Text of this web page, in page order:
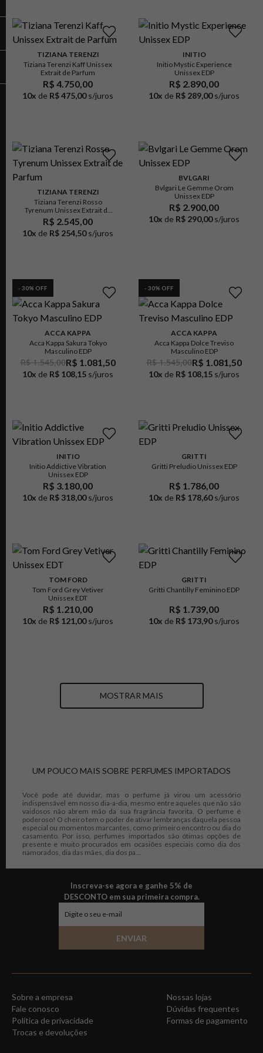
TIZIANA TERENZI
Tiziana Terenzi Kaff Unissex
Extrait de Parfum
R$ 4.750,00
10x de R$ 475,00 s/juros
INITIO
Initio Mystic Experience
Unissex EDP
R$ 2.890,00
10x de R$ 289,00 s/juros
TIZIANA TERENZI
Tiziana Terenzi Rosso
Tyrenum Unissex Extrait de
Parfum
R$ 2.545,00
10x de R$ 254,50 s/juros
BVLGARI
Bvlgari Le Gemme Orom
Unissex EDP
R$ 2.900,00
10x de R$ 290,00 s/juros
- 30% OFF
ACCA KAPPA
Acca Kappa Sakura Tokyo
Masculino EDP
R$ 1.545,00R$ 1.081,50
10x de R$ 108,15 s/juros
- 30% OFF
ACCA KAPPA
Acca Kappa Dolce Treviso
Masculino EDP
R$ 1.545,00R$ 1.081,50
10x de R$ 108,15 s/juros
INITIO
Initio Addictive Vibration
Unissex EDP
R$ 3.180,00
10x de R$ 318,00 s/juros
GRITTI
Gritti Preludio Unissex EDP
R$ 1.786,00
10x de R$ 178,60 s/juros
TOM FORD
Tom Ford Grey Vetiver
Unissex EDT
R$ 1.210,00
10x de R$ 121,00 s/juros
GRITTI
Gritti Chantilly Feminino EDP
R$ 1.739,00
10x de R$ 173,90 s/juros
MOSTRAR MAIS
UM POUCO MAIS SOBRE PERFUMES IMPORTADOS
Você pode até duvidar, mas o perfume já virou um acessório
indispensável em nosso dia-a-dia, mesmo entre aqueles que não são
vaidosos não abrem mão da sua fragrância favorita. O perfume é
poderoso! O cheiro tem o poder de ativar lembranças daquela pessoa
especial ou momentos marcantes, como primeiro encontro ou dia do
casamento. Por isso, perfumes importados são ótimas opções de
presente e muito procurados em ocasiões especiais como dia dos
namorados, dia das mães, dia dos pa...
Inscreva-se agora e ganhe 5% de
DESCONTO em sua primeira compra.
ENVIAR
Sobre a empresa
Nossas lojas
Fale conosco
Dúvidas frequentes
Política de privacidade
Formas de pagamento
Trocas e devoluções